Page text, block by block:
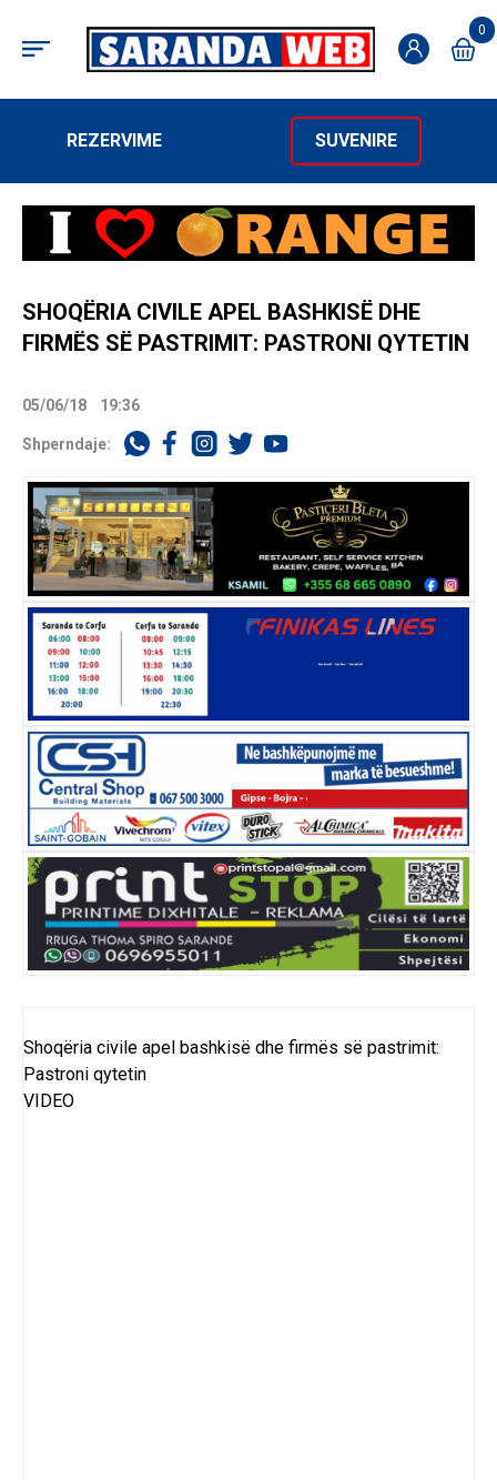
0
REZERVIME SUVENIRE
SHOQËRIA CIVILE APEL BASHKISË DHE
FIRMËS SË PASTRIMIT: PASTRONI QYTETIN
05/06/18 19:36
Shperndaje:
Shoqëria civile apel bashkisë dhe firmës së pastrimit:
Pastroni qytetin
VIDEO